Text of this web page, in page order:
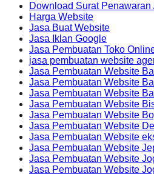
Download Surat
Harga Website
Jasa Buat Website
Jasa Iklan Google
Jasa Pembuatan Toko
jasa pembuatan website
Jasa Pembuatan Website
Jasa Pembuatan Website
Jasa Pembuatan Website
Jasa Pembuatan Website
Jasa Pembuatan Website
Jasa Pembuatan Website
Jasa Pembuatan Website
Jasa Pembuatan Website
Jasa Pembuatan Website
Jasa Pembuatan Website